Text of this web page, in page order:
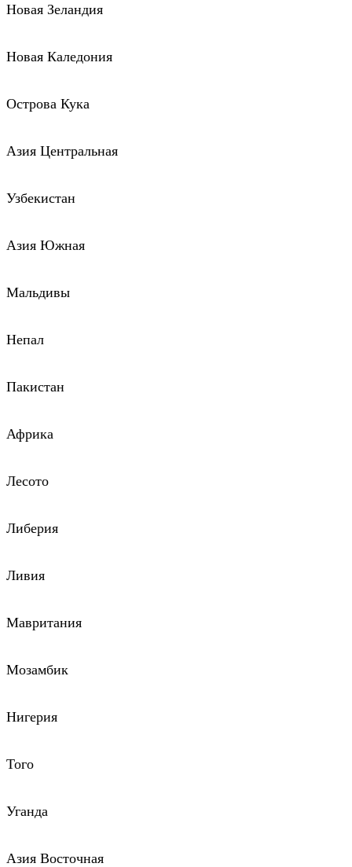
Новая Зеландия
Новая Каледония
Острова Кука
Азия Центральная
Узбекистан
Азия Южная
Мальдивы
Непал
Пакистан
Африка
Лесото
Либерия
Ливия
Мавритания
Мозамбик
Нигерия
Того
Уганда
Азия Восточная